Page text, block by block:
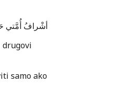
أشْرافُ أُمَّتي
samo ako